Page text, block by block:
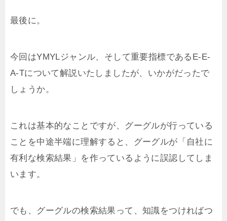
最後に。
今回はYMYLジャンル、そして重要指標であるE-E-
A-Tについて解説いたしましたが、いかがだったで
しょうか。
これは基本的なことですが、グーグルが行っている
ことを中途半端に理解すると、グーグルが「自社に
有利な検索結果」を作っているように誤認してしま
います。
でも、グーグルの検索結果って、知識をつければつ